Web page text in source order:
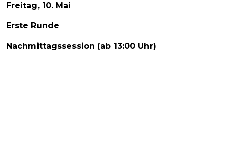
Freitag, 10. Mai
Erste Runde
Nachmittagssession (ab 13:00 Uhr)